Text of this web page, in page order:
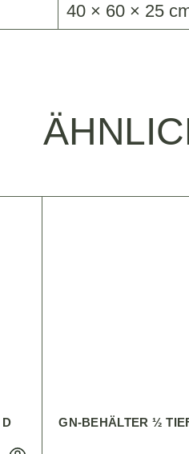
40 × 60 × 25
D
GN-BEHÄLTER ½